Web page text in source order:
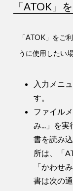
「ATOK」
「ATOK」をご
うに使用したい
入力メニ
す。
ファイル
み...」を
書を読み
所は、「
「かわせ
書は次の通